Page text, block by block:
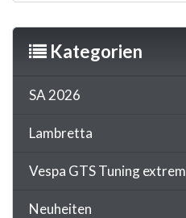
Kategorien
SA 2026
Lambretta
Vespa GTS Tuning extrem
Neuheiten